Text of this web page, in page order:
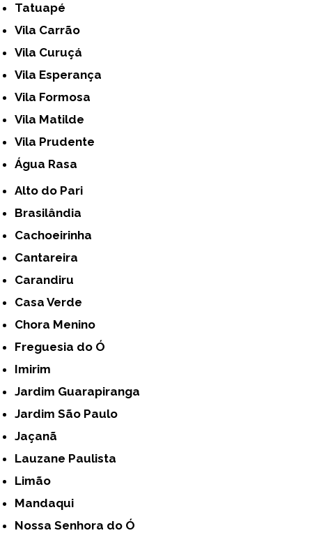
Tatuapé
Vila Carrão
Vila Curuçá
Vila Esperança
Vila Formosa
Vila Matilde
Vila Prudente
Água Rasa
Alto do Pari
Brasilândia
Cachoeirinha
Cantareira
Carandiru
Casa Verde
Chora Menino
Freguesia do Ó
Imirim
Jardim Guarapiranga
Jardim São Paulo
Jaçanã
Lauzane Paulista
Limão
Mandaqui
Nossa Senhora do Ó